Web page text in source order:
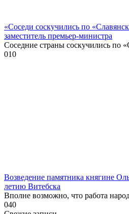
«Соседи соскучились по
заместитель премьер-министра
Соседние страны соскучились по
010
Возведение памятника княгине
летию Витебска
Вполне возможно, что работа
040